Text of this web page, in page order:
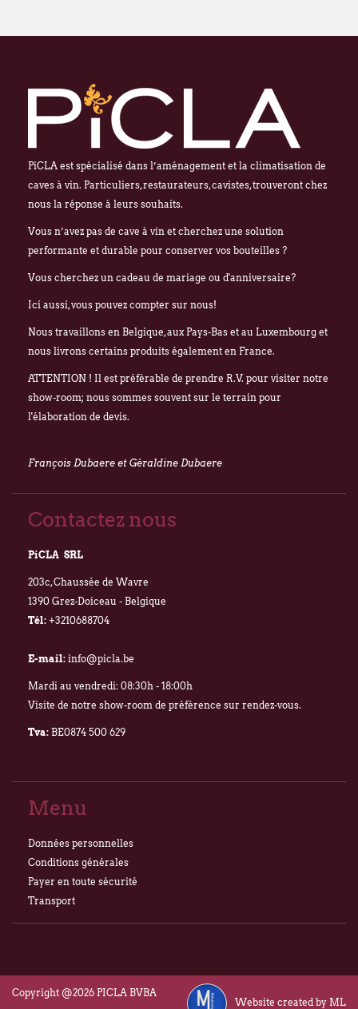
PiCLA est spécialisé dans l’aménagement et la climatisation de
caves à vin. Particuliers, restaurateurs, cavistes, trouveront chez
nous la réponse à leurs souhaits.
Vous n’avez pas de cave à vin et cherchez une solution
performante et durable pour conserver vos bouteilles ?
Vous cherchez un cadeau de mariage ou d'anniversaire?
Ici aussi, vous pouvez compter sur nous!
Nous travaillons en Belgique, aux Pays-Bas et au Luxembourg et
nous livrons certains produits également en France.
ATTENTION ! Il est préférable de prendre R.V. pour visiter notre
show-room; nous sommes souvent sur le terrain pour
l'élaboration de devis.
François Dubaere et Géraldine Dubaere
Contactez nous
PiCLA SRL
203c, Chaussée de Wavre
1390 Grez-Doiceau - Belgique
Tél: +3210688704
E-mail: info@picla.be
Mardi au vendredi: 08:30h - 18:00h
Visite de notre show-room de préférence sur rendez-vous.
Tva: BE0874 500 629
Menu
Données personnelles
Conditions générales
Payer en toute sécurité
Transport
Copyright @2026 PICLA BVBA
Website created by ML